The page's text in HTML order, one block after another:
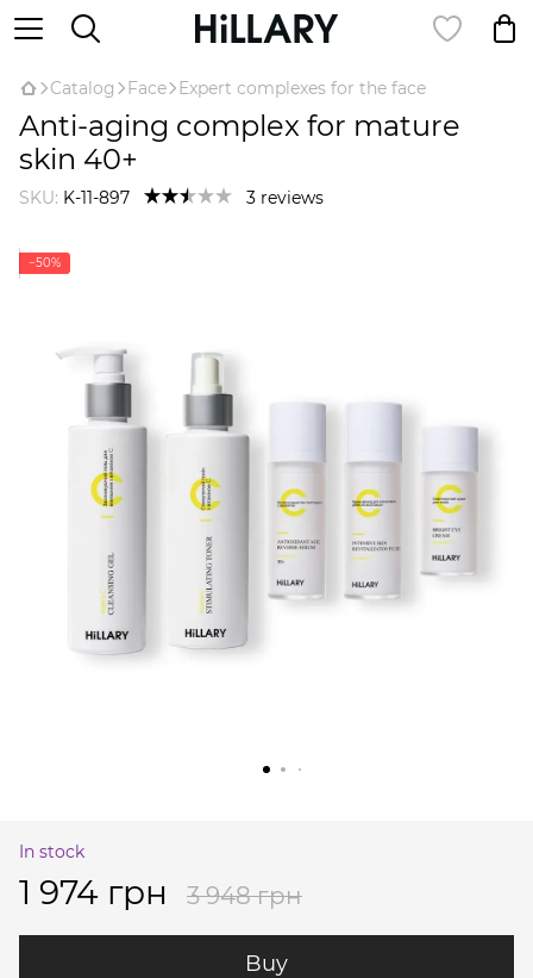
Catalog Face Expert complexes for the face
Anti-aging complex for mature
skin 40+
SKU: K-11-897 3 reviews
−50%
In stock
1 974 грн 3 948 грн
Buy